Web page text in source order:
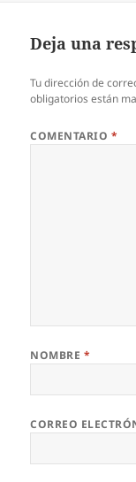
Deja una
Tu dirección de
obligatorios están
COMENTARIO *
NOMBRE *
CORREO